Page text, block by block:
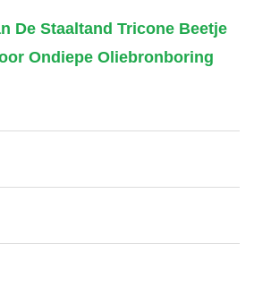
De Staaltand Tricone Beetje
Ondiepe Oliebronboring